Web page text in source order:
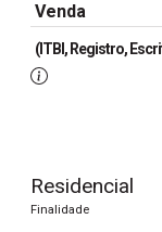
Venda
(ITBI, Registro,
Residencial
Finalidade